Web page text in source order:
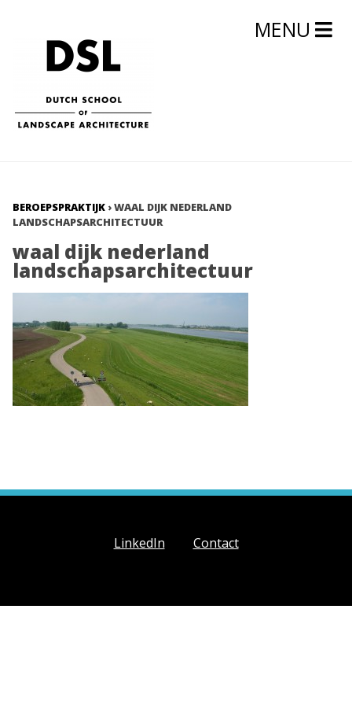
MENU
BEROEPSPRAKTIJK ›WAAL DIJK NEDERLAND
LANDSCHAPSARCHITECTUUR
waal dijk nederland
landschapsarchitectuur
LinkedIn Contact